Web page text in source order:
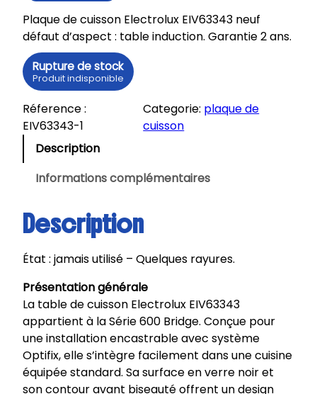
Plaque de cuisson Electrolux EIV63343 neuf
défaut d’aspect : table induction. Garantie 2 ans.
Rupture de stock
Produit indisponible
Réference :
EIV63343-1
Categorie: plaque de
cuisson
Description
Informations complémentaires
Description
État : jamais utilisé – Quelques rayures.
Présentation générale
La table de cuisson Electrolux EIV63343
appartient à la Série 600 Bridge. Conçue pour
une installation encastrable avec système
Optifix, elle s’intègre facilement dans une cuisine
équipée standard. Sa surface en verre noir et
son contour avant biseauté offrent un design